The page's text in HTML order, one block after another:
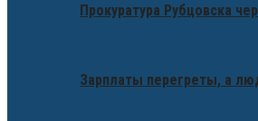
Прокуратура Рубцовска
Зарплаты перегреты, а